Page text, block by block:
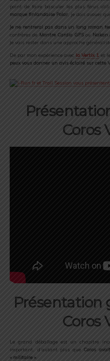
point de faire basculer les plus férus
marque finlandaise Polar, je dois avouer
Je ne rentrerai pas dans un long roman
confrères de Montre Cardio GPSou
Je vais rester dans une approche
De par mon expérience avec la Vertix 1 et
peux vous donner un avis éclairé sur cette
Coros
Présentation
Coros
Le grand déballage est un chapitre
important, d’autant plus que Coros
« militaire ».